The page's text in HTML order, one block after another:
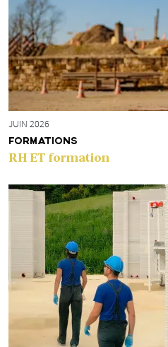
JUIN 2026
FORMATIONS
RH ET formation